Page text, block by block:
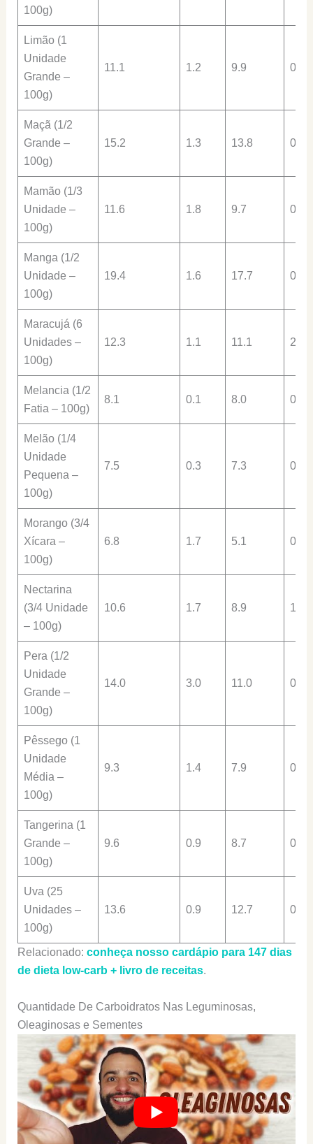
100g)
Limão (1
Unidade
Grande –
100g)
11.1 1.2 9.9 0.9
Maçã (1/2
Grande –
100g)
15.2 1.3 13.8 0.3
Mamão (1/3
Unidade –
100g)
11.6 1.8 9.7 0.8
Manga (1/2
Unidade –
100g)
19.4 1.6 17.7 0.4
Maracujá (6
Unidades –
100g)
12.3 1.1 11.1 2.0
Melancia (1/2
Fatia – 100g)
8.1 0.1 8.0 0.9
Melão (1/4
Unidade
Pequena –
100g)
7.5 0.3 7.3 0.7
Morango (3/4
Xícara –
100g)
6.8 1.7 5.1 0.9
Nectarina
(3/4 Unidade
– 100g)
10.6 1.7 8.9 1.1
Pera (1/2
Unidade
Grande –
100g)
14.0 3.0 11.0 0.6
Pêssego (1
Unidade
Média –
100g)
9.3 1.4 7.9 0.8
Tangerina (1
Grande –
100g)
9.6 0.9 8.7 0.8
Uva (25
Unidades –
100g)
13.6 0.9 12.7 0.7
Relacionado: conheça nosso cardápio para 147 dias
de dieta low-carb + livro de receitas.
Quantidade De Carboidratos Nas Leguminosas,
Oleaginosas e Sementes